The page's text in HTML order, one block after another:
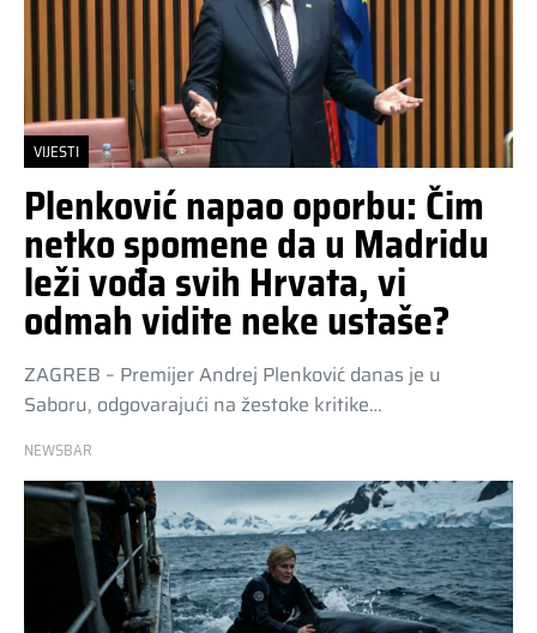
VIJESTI
Plenković napao oporbu: Čim
netko spomene da u Madridu
leži vođa svih Hrvata, vi
odmah vidite neke ustaše?
ZAGREB – Premijer Andrej Plenković danas je u
Saboru, odgovarajući na žestoke kritike…
NEWSBAR